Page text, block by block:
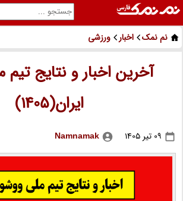
نم نمک اخبار ورزشی
آخرین اخبار و نتایج
ایران(1405)
Namnamak